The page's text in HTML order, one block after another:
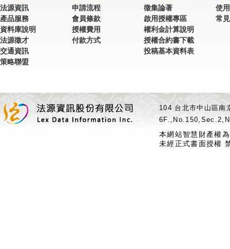
法源資訊
產品服務
資料庫說明
法源徵才
交通資訊
策略聯盟
申請流程
會員條款
授權費用
付款方式
徵集論著
啟用授權專區
權利金計算說明
授權合約書下載
投稿基本資料表
使
常
104 台北市中山區
本網站智慧財產權
未經正式書面授權